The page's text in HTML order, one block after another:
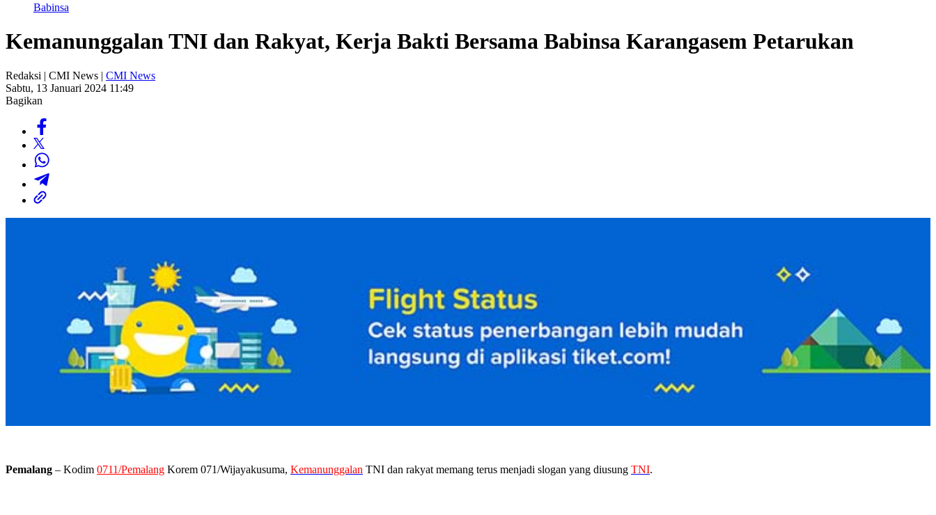
Babinsa
Kemanunggalan TNI dan Rakyat, Kerja Bakti Bersama Babinsa Karangasem Petarukan
Redaksi | CMI News | CMI News
Sabtu, 13 Januari 2024 11:49
Bagikan
Pemalang – Kodim 0711/Pemalang Korem 071/Wijayakusuma, Kemanunggalan TNI dan rakyat memang terus menjadi slogan yang diusung TNI.